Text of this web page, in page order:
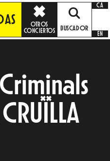
OTROS
CONCIERTOS
BUSCADOR
CA
EN